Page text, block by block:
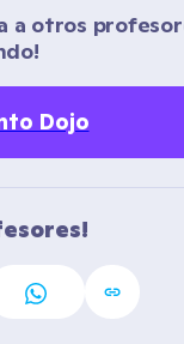
a otros
Dojo